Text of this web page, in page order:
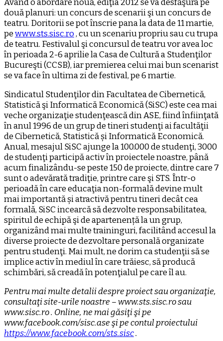
Având o abordare nouă, ediţia 2012 se va desfăşura pe
două planuri: un concurs de scenarii şi un concurs de
teatru. Doritorii se pot înscrie pana la data de 11 martie,
pewww.sts.sisc.ro, cu un scenariu propriu sau cu trupa
de teatru. Festivalul şi concursul de teatru vor avea loc
în perioada 2-6 aprilie la Casa de Cultură a Studenţilor
Bucureşti (CCSB), iar premierea celui mai bun scenarist
se va face în ultima zi de festival, pe 6 martie.
Sindicatul Studenţilor din Facultatea de Cibernetică,
Statistică şi Informatică Economică (SiSC) este cea mai
veche organizaţie studenţească din ASE, fiind înfiinţată
în anul 1996 de un grup de tineri studenţi ai facultăţii
de Cibernetică, Statistică și Informatică Economică.
Anual, mesajul SiSC ajunge la 100.000 de studenţi, 3000
de studenţi participă activ în proiectele noastre, până
acum finalizându-se peste 150 de proiecte, dintre care 7
sunt o adevărată tradiţie, printre care şi STS. Într-o
perioadă în care educaţia non-formală devine mult
mai importantă și atractivă pentru tineri decât cea
formală, SiSC incearcă să dezvolte responsabilitatea,
spiritul de echipă şi de apartenență la un grup,
organizând mai multe traininguri, facilitând accesul la
diverse proiecte de dezvoltare personală organizate
pentru studenţi. Mai mult, ne dorim ca studenţii să se
implice activ în mediul în care trăiesc, să producă
schimbări, să creadă în potenţialul pe care îl au.
Pentru mai multe detalii despre proiect sau organizaţie,
consultaţi site-urile noastre – www.sts.sisc.ro sau
www.sisc.ro . Online, ne mai găsiţi şi pe
www.facebook.com/sisc.ase şi pe contul proiectului
https://www.facebook.com/sts.sisc.